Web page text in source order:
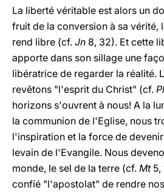
La liberté véritable est alors un
fruit de la conversion à sa vérité,
rend libre (cf. Jn 8, 32). Et cette
apporte dans son sillage une
libératrice de regarder la réalité.
revêtons "l'esprit du Christ" (cf.
horizons s'ouvrent à nous! A la
la communion de l'Eglise, nous
l'inspiration et la force de
levain de l'Evangile. Nous
monde, le sel de la terre (cf. Mt5,
confié "l'apostolat" de rendre